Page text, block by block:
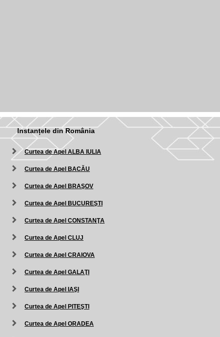
Instanțele din România
Curtea de Apel ALBA IULIA
Curtea de Apel BACĂU
Curtea de Apel BRAŞOV
Curtea de Apel BUCUREŞTI
Curtea de Apel CONSTANŢA
Curtea de Apel CLUJ
Curtea de Apel CRAIOVA
Curtea de Apel GALAŢI
Curtea de Apel IAŞI
Curtea de Apel PITEŞTI
Curtea de Apel ORADEA